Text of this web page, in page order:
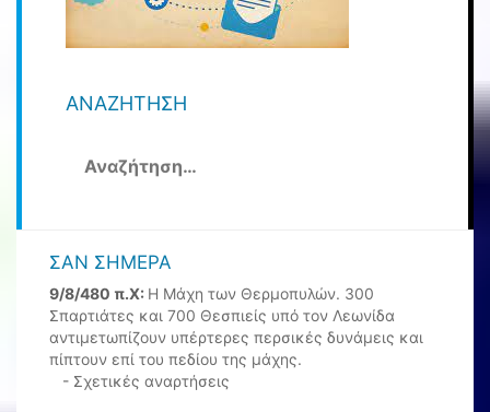
ΑΝΑΖΉΤΗΣΗ
για:
ΣΑΝ ΣΉΜΕΡΑ
9/8/480 π.Χ: Η Μάχη των Θερμοπυλών. 300
Σπαρτιάτες και 700 Θεσπιείς υπό τον Λεωνίδα
αντιμετωπίζουν υπέρτερες περσικές δυνάμεις και
πίπτουν επί του πεδίου της μάχης.
- Σχετικές αναρτήσεις